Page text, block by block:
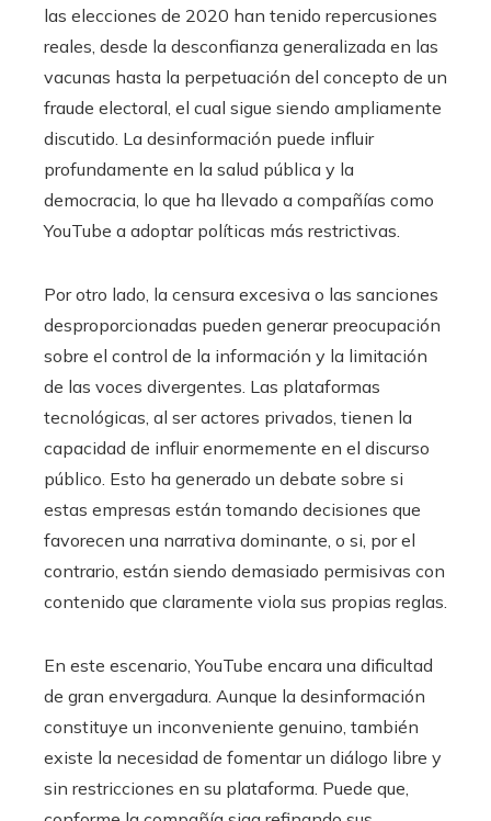
las elecciones de 2020 han tenido repercusiones
reales, desde la desconfianza generalizada en las
vacunas hasta la perpetuación del concepto de un
fraude electoral, el cual sigue siendo ampliamente
discutido. La desinformación puede influir
profundamente en la salud pública y la
democracia, lo que ha llevado a compañías como
YouTube a adoptar políticas más restrictivas.
Por otro lado, la censura excesiva o las sanciones
desproporcionadas pueden generar preocupación
sobre el control de la información y la limitación
de las voces divergentes. Las plataformas
tecnológicas, al ser actores privados, tienen la
capacidad de influir enormemente en el discurso
público. Esto ha generado un debate sobre si
estas empresas están tomando decisiones que
favorecen una narrativa dominante, o si, por el
contrario, están siendo demasiado permisivas con
contenido que claramente viola sus propias reglas.
En este escenario, YouTube encara una dificultad
de gran envergadura. Aunque la desinformación
constituye un inconveniente genuino, también
existe la necesidad de fomentar un diálogo libre y
sin restricciones en su plataforma. Puede que,